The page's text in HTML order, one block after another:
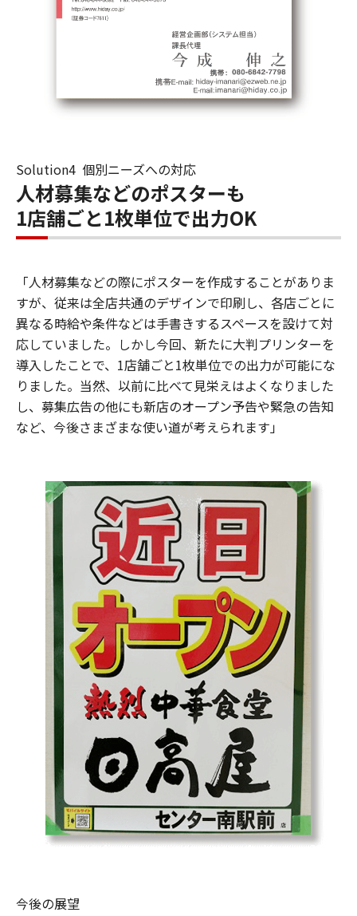
Solution4 個別ニーズへの対応
人材募集などのポスターも
1店舗ごと1枚単位で出力OK
「人材募集などの際にポスターを作成することがありま
すが、従来は全店共通のデザインで印刷し、各店ごとに
異なる時給や条件などは手書きするスペースを設けて対
応していました。しかし今回、新たに大判プリンターを
導入したことで、1店舗ごと1枚単位での出力が可能にな
りました。当然、以前に比べて見栄えはよくなりました
し、募集広告の他にも新店のオープン予告や緊急の告知
など、今後さまざまな使い道が考えられます」
今後の展望